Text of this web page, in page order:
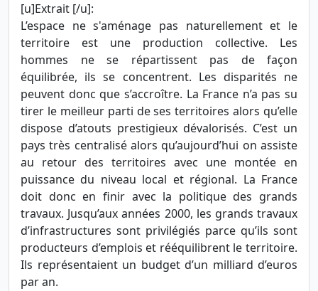
[u]Extrait [/u]:
L’espace ne s'aménage pas naturellement et le
territoire est une production collective. Les
hommes ne se répartissent pas de façon
équilibrée, ils se concentrent. Les disparités ne
peuvent donc que s’accroître. La France n’a pas su
tirer le meilleur parti de ses territoires alors qu’elle
dispose d’atouts prestigieux dévalorisés. C’est un
pays très centralisé alors qu’aujourd’hui on assiste
au retour des territoires avec une montée en
puissance du niveau local et régional. La France
doit donc en finir avec la politique des grands
travaux. Jusqu’aux années 2000, les grands travaux
d’infrastructures sont privilégiés parce qu’ils sont
producteurs d’emplois et rééquilibrent le territoire.
Ils représentaient un budget d’un milliard d’euros
par an.